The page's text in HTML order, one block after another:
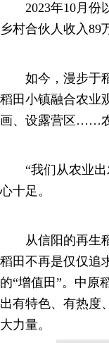
2023年10月份以
乡村合伙人收入89
如今，漫步于稻
稻田小镇融合农业
画、设露营区……
“我们从农业出
心十足。
从信阳的再生稻
稻田不再是仅仅追
的“增值田”。中原
出有特色、有热度
大力量。